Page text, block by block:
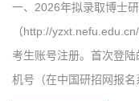
一、2026年拟录取博士
（http://
考生账号注册。首次登
机号（在中国研招网报名